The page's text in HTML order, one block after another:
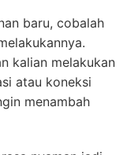
baru, cobalah
kalian melakukan
atau koneksi
menambah